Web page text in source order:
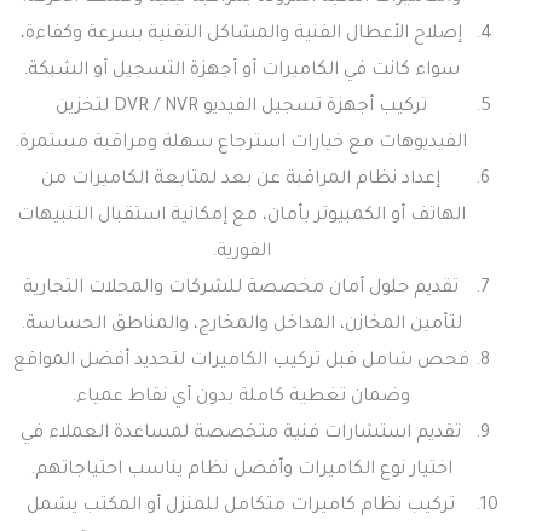
إصلاح الأعطال الفنية والمشاكل التقنية بسرعة وكفاءة،
سواء كانت في الكاميرات أو أجهزة التسجيل أو الشبكة.
تركيب أجهزة تسجيل الفيديو DVR / NVR لتخزين
الفيديوهات مع خيارات استرجاع سهلة ومراقبة مستمرة.
إعداد نظام المراقبة عن بعد لمتابعة الكاميرات من
الهاتف أو الكمبيوتر بأمان، مع إمكانية استقبال التنبيهات
الفورية.
تقديم حلول أمان مخصصة للشركات والمحلات التجارية
لتأمين المخازن، المداخل والمخارج، والمناطق الحساسة.
فحص شامل قبل تركيب الكاميرات لتحديد أفضل المواقع
وضمان تغطية كاملة بدون أي نقاط عمياء.
تقديم استشارات فنية متخصصة لمساعدة العملاء في
اختيار نوع الكاميرات وأفضل نظام يناسب احتياجاتهم.
تركيب نظام كاميرات متكامل للمنزل أو المكتب يشمل